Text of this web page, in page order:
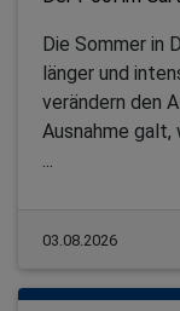
Die Sommer in
länger und
verändern den
Ausnahme galt,
03.08.2026